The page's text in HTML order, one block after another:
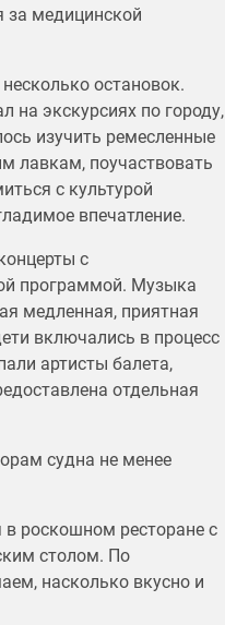
медицинской
остановок.
экскурсиях по городу,
изучить ремесленные
лавкам, поучаствовать
с культурой
впечатление.
с
программой. Музыка
медленная, приятная
включались в процесс
артисты балета,
отдельная
судна не менее
роскошном ресторане с
столом. По
насколько вкусно и